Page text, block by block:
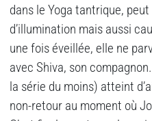
dans le Yoga tantrique, peut
d’illumination mais aussi
une fois éveillée, elle ne
avec Shiva, son
la série du moins) atteint
non-retour au moment où